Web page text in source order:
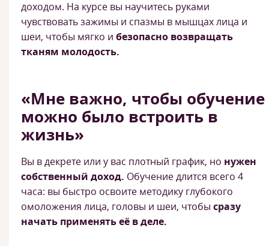
доходом. На курсе вы научитесь руками
чувствовать зажимы и спазмы в мышцах лица и
шеи, чтобы мягко и безопасно возвращать
тканям молодость.
«Мне важно, чтобы обучение
можно было встроить в
жизнь»
Вы в декрете или у вас плотный график, но нужен
собственный доход. Обучение длится всего 4
часа: вы быстро освоите методику глубокого
омоложения лица, головы и шеи, чтобы сразу
начать применять её в деле.